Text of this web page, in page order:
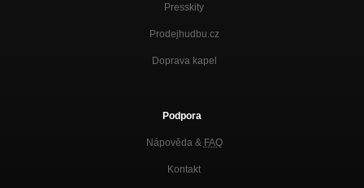
Presskity
Prodejhudbu.cz
Doprava kapel
Podpora
Nápověda & FAQ
Kontakt